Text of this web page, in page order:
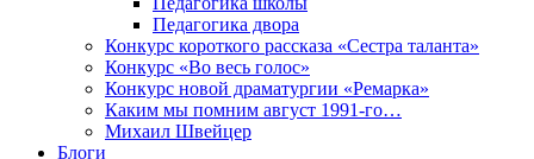
Педагогика двора
Конкурс короткого рассказа «Сестра таланта»
Конкурс «Во весь голос»
Конкурс новой драматургии «Ремарка»
Каким мы помним август 1991-го…
Михаил Швейцер
Блоги